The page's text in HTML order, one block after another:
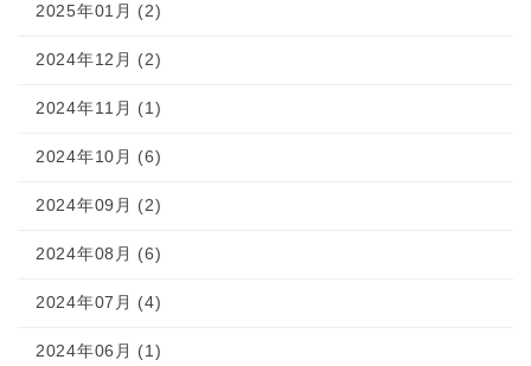
2025年01月 (2)
2024年12月 (2)
2024年11月 (1)
2024年10月 (6)
2024年09月 (2)
2024年08月 (6)
2024年07月 (4)
2024年06月 (1)